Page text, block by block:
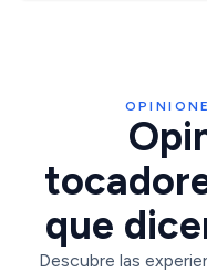
que
Descubre las